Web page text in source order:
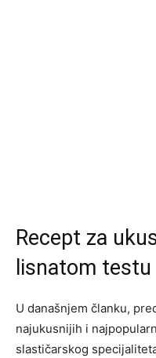
Recept za
lisnatom testu
U današnjem članku,
najukusnijih i
slastičarskog